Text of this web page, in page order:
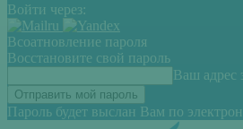
Войти через:
Всоатновление пароля
Восстановите свой пароль
Ваш адрес
Пароль будет выслан Вам по